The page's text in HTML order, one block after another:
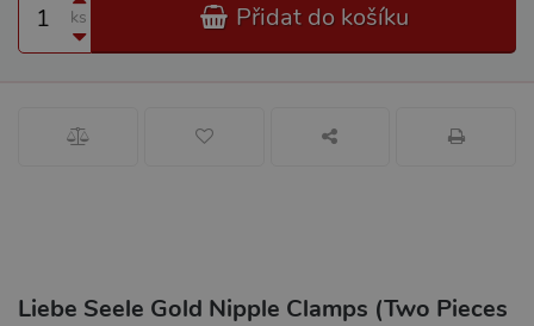
ks Přidat do košíku
Liebe Seele Gold Nipple Clamps (Two Pieces